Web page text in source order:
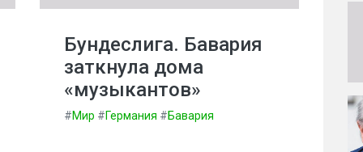
Бундеслига. Бавария
заткнула дома
«музыкантов»
#Мир #Германия #Бавария